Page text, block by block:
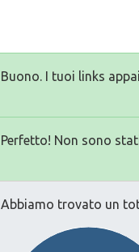
Buono. I tuoi links
Perfetto! Non sono
Abbiamo trovato un